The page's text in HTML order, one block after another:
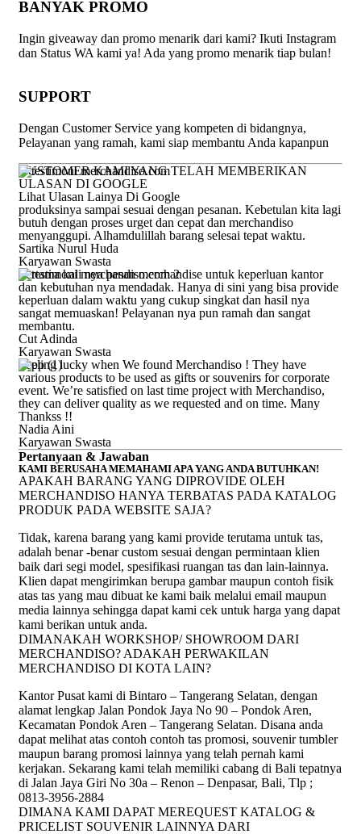
BANYAK PROMO
Ingin giveaway dan promo menarik dari kami? Ikuti Instagram
dan Status WA kami ya! Ada yang promo menarik tiap bulan!
SUPPORT
Dengan Customer Service yang kompeten di bidangnya,
Pelayanan yang ramah, kami siap membantu Anda kapanpun
CUSTOMER KAMI YANG TELAH MEMBERIKAN
ULASAN DI GOOGLE
Lihat Ulasan Lainya Di Google
produksinya sampai sesuai dengan pesanan. Kebetulan kita lagi
butuh dengan proses urget dan cepat dan merchandiso
menyanggupi. Alhamdulillah barang selesai tepat waktu.
Sartika Nurul Huda
Karyawan Swasta
Pertama kali nya pesan merchandise untuk keperluan kantor
dan kebutuhan nya mendadak. Hanya di sini yang bisa provide
keperluan dalam waktu yang cukup singkat dan hasil nya
sangat memuaskan! Pelayanan nya pun ramah dan sangat
membantu.
Cut Adinda
Karyawan Swasta
Feeling lucky when We found Merchandiso ! They have
various products to be used as gifts or souvenirs for corporate
event. We’re satisfied on last time project with Merchandiso,
they can deliver quality as we requested and on time. Many
Thankss !!
Nadia Aini
Karyawan Swasta
Pertanyaan & Jawaban
KAMI BERUSAHA MEMAHAMI APA YANG ANDA BUTUHKAN!
APAKAH BARANG YANG DIPROVIDE OLEH
MERCHANDISO HANYA TERBATAS PADA KATALOG
PRODUK PADA WEBSITE SAJA?
Tidak, karena barang yang kami provide terutama untuk tas,
adalah benar -benar custom sesuai dengan permintaan klien
baik dari segi model, spesifikasi ruangan tas dan lain-lainnya.
Klien dapat mengirimkan berupa gambar maupun contoh fisik
atas tas yang mau dibuat ke kami baik melalui email maupun
media lainnya sehingga dapat kami cek untuk harga yang dapat
kami berikan untuk anda.
DIMANAKAH WORKSHOP/ SHOWROOM DARI
MERCHANDISO? ADAKAH PERWAKILAN
MERCHANDISO DI KOTA LAIN?
Kantor Pusat kami di Bintaro – Tangerang Selatan, dengan
alamat lengkap Jalan Pondok Jaya No 90 – Pondok Aren,
Kecamatan Pondok Aren – Tangerang Selatan. Disana anda
dapat melihat atas contoh contoh tas promosi, souvenir tumbler
maupun barang promosi lainnya yang telah pernah kami
kerjakan. Sekarang kami telah memiliki cabang di Bali tepatnya
di Jalan Jaya Giri No 30a – Renon – Denpasar, Bali, Tlp ;
0813-3956-2884
DIMANA KAMI DAPAT MEREQUEST KATALOG &
PRICELIST SOUVENIR LAINNYA DARI